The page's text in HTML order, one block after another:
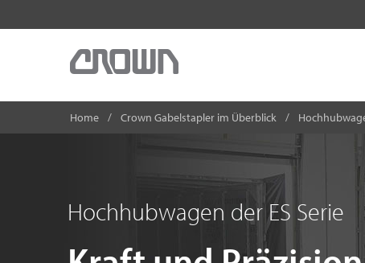
Home Crown Gabelstapler im Überblick
Hochhubwagen der ES Serie